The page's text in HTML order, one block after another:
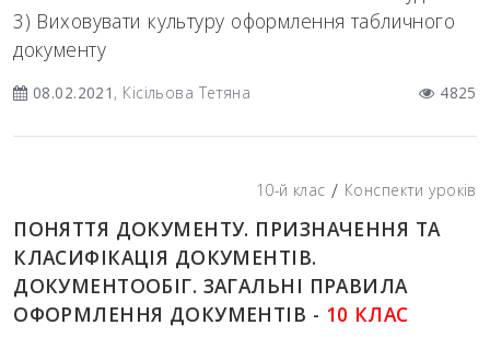
3) Виховувати культуру оформлення табличного
документу
08.02.2021 , Кісільова Тетяна 4825
10-й клас / Конспекти уроків
ПОНЯТТЯ ДОКУМЕНТУ. ПРИЗНАЧЕННЯ ТА
КЛАСИФІКАЦІЯ ДОКУМЕНТІВ.
ДОКУМЕНТООБІГ. ЗАГАЛЬНІ ПРАВИЛА
ОФОРМЛЕННЯ ДОКУМЕНТІВ - 10 КЛАС